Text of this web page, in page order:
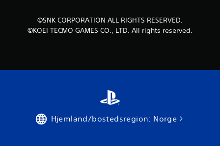
a
r
©SNK CORPORATION ALL RIGHTS RESERVED.
©KOEI TECMO GAMES CO., LTD. All rights reserved.
Hjemland/bostedsregion: Norge